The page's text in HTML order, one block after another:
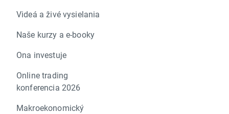
Videá a živé vysielania
Naše kurzy a e-booky
Ona investuje
Online trading
konferencia 2026
Makroekonomický